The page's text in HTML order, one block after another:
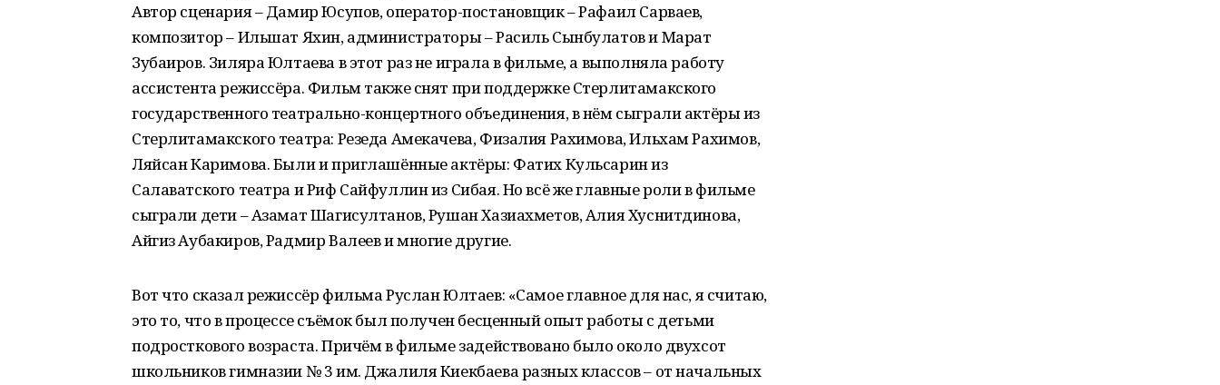
Автор сценария – Дамир Юсупов, оператор-постановщик – Рафаил Сарваев,
композитор – Ильшат Яхин, администраторы – Расиль Сынбулатов и Марат
Зубаиров. Зиляра Юлтаева в этот раз не играла в фильме, а выполняла работу
ассистента режиссёра. Фильм также снят при поддержке Стерлитамакского
государственного театрально-концертного объединения, в нём сыграли актёры из
Стерлитамакского театра: Резеда Амекачева, Физалия Рахимова, Ильхам Рахимов,
Ляйсан Каримова. Были и приглашённые актёры: Фатих Кульсарин из
Салаватского театра и Риф Сайфуллин из Сибая. Но всё же главные роли в фильме
сыграли дети – Азамат Шагисултанов, Рушан Хазиахметов, Алия Хуснитдинова,
Айгиз Аубакиров, Радмир Валеев и многие другие.
Вот что сказал режиссёр фильма Руслан Юлтаев: «Самое главное для нас, я считаю,
это то, что в процессе съёмок был получен бесценный опыт работы с детьми
подросткового возраста. Причём в фильме задействовано было около двухсот
школьников гимназии № 3 им. Джалиля Киекбаева разных классов – от начальных